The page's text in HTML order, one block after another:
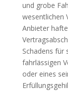
und grobe
wesentlichen
Anbieter
Schadens für
fahrlässigen
oder eines